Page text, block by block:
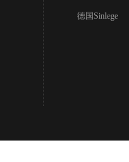
德国Sinlege